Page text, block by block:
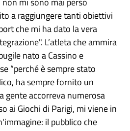
a raggiungere tanti obiettivi
che mi ha dato la vera
L’atleta che ammira
nato a Cassino e
“perché è sempre stato
ha sempre fornito un
gente accorreva numerosa
ai Giochi di Parigi, mi viene in
il pubblico che